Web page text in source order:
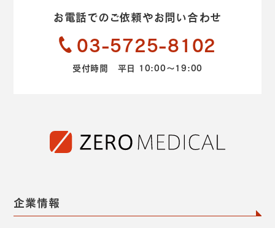
お電話でのご依頼やお問い合わせ
03-5725-8102
受付時間 平日 10:00～19:00
企業情報